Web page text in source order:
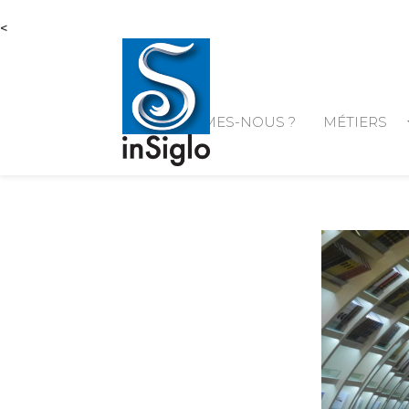
<
QUI SOMMES-NOUS ? MÉTIERS